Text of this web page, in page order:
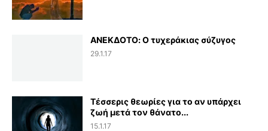
ΑΝΕΚΔΟΤΟ: Ο τυχεράκιας σύζυγος
29.1.17
Τέσσερις θεωρίες για το αν υπάρχει
ζωή μετά τον θάνατο...
15.1.17